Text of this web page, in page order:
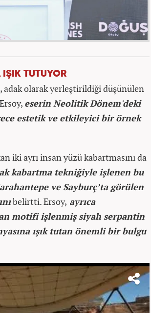
TUTUYOR
adak olarak yerleştirildiği düşünülen
eserin Neolitik Dönem'deki
estetik ve etkileyici bir örnek
iki ayrı insan yüzü kabartmasını da
kabartma tekniğiyle işlenen bu
ve Sayburç’ta görülen
belirtti. Ersoy, ayrıca
motifi işlenmiş siyah serpantin
ışık tutan önemli bir bulgu